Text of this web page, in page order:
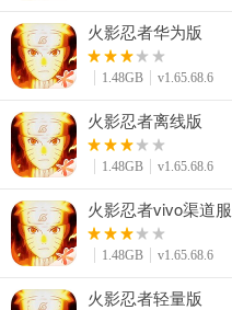
火影忍者华为版
1.48GB v1.65.68.6
火影忍者离线版
1.48GB v1.65.68.6
火影忍者vivo渠道服
1.48GB v1.65.68.6
火影忍者轻量版